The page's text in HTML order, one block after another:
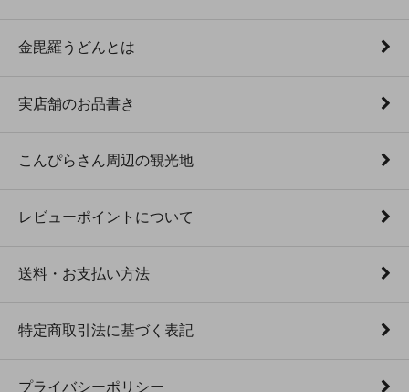
金毘羅うどんとは
実店舗のお品書き
こんぴらさん周辺の観光地
レビューポイントについて
送料・お支払い方法
特定商取引法に基づく表記
プライバシーポリシー